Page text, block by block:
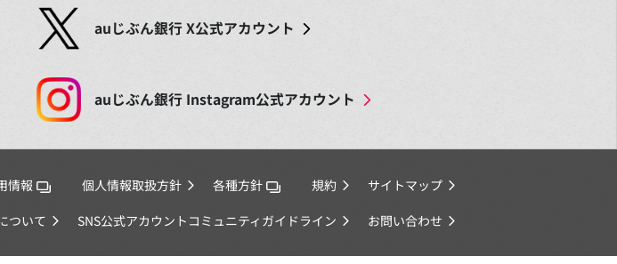
auじぶん銀行X公式アカウント
auじぶん銀行 Instagram公式アカウント
情報 個人情報取扱方針 各種方針 規約
サイトマップ
ついて SNS公式アカウントコミュニティガイドライン お問い合わせ